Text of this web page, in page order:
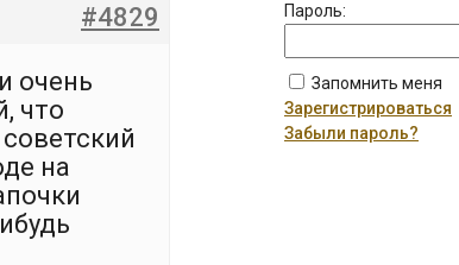
#4829
очень
что
на
Пароль:
Запомнить меня
Зарегистрироваться
Забыли пароль?